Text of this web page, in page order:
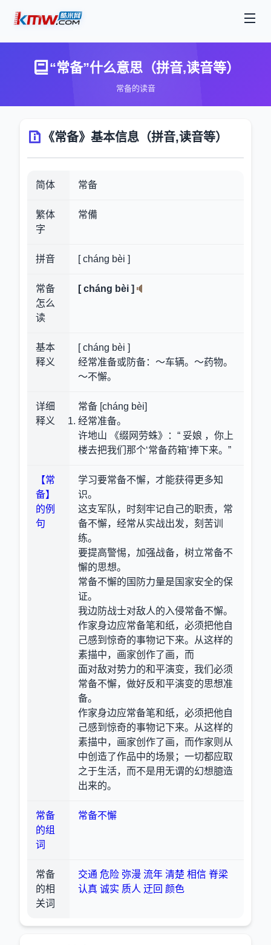
“常备”什么意思（拼音,读音等）
常备的读音
《常备》基本信息（拼音,读音等）
简体 常备
繁体
字
常備
拼音 [ cháng bèi ]
常备
怎么
读
[ cháng bèi ]
基本
释义
[ cháng bèi ]
经常准备或防备：～车辆。～药物。
～不懈。
详细
释义
常备 [cháng bèi]
经常准备。
许地山 《缀网劳蛛》：“ 妥娘 ，你上
楼去把我们那个‘常备药箱’捧下来。”
【常
备】
的例
句
学习要常备不懈，才能获得更多知
识。
这支军队，时刻牢记自己的职责，常
备不懈，经常从实战出发，刻苦训
练。
要提高警惕，加强战备，树立常备不
懈的思想。
常备不懈的国防力量是国家安全的保
证。
我边防战士对敌人的入侵常备不懈。
作家身边应常备笔和纸，必须把他自
己感到惊奇的事物记下来。从这样的
素描中，画家创作了画，而
面对敌对势力的和平演变，我们必须
常备不懈，做好反和平演变的思想准
备。
作家身边应常备笔和纸，必须把他自
己感到惊奇的事物记下来。从这样的
素描中，画家创作了画，而作家则从
中创造了作品中的场景；一切都应取
之于生活，而不是用无谓的幻想臆造
出来的。
常备
的组
词
常备不懈
常备
的相
关词
交通 危险 弥漫 流年 清楚 相信 脊梁
认真 诚实 质人 迂回 颜色